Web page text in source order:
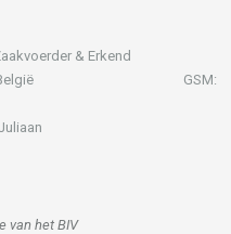
& Erkend
– België GSM:
van het BIV